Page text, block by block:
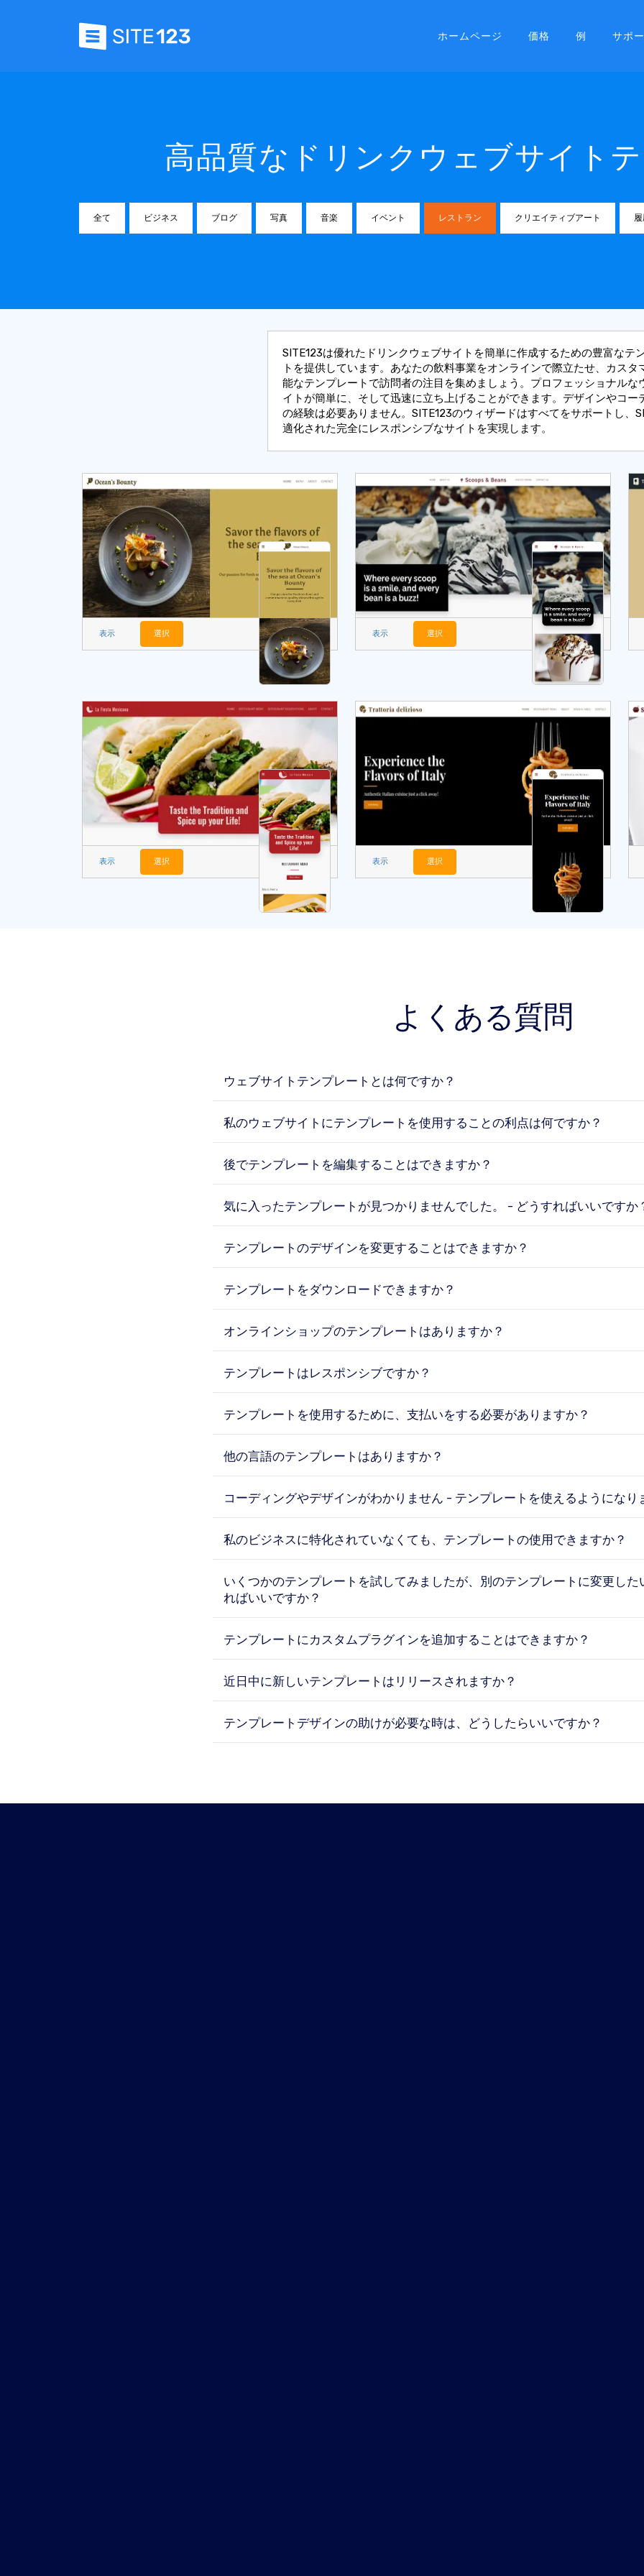
ホームページ 価格 例 サポ
高品質なドリンクウェブサイト
全て ビジネス ブログ 写真 音楽 イベント レストラン クリエイティブアート
SITE123は優れたドリンクウェブサイトを簡単に作成するための豊富なテ
トを提供しています。あなたの飲料事業をオンラインで際立たせ、カスタ
能なテンプレートで訪問者の注目を集めましょう。プロフェッショナルな
イトが簡単に、そして迅速に立ち上げることができます。デザインやコー
の経験は必要ありません。SITE123のウィザードはすべてをサポートし、
適化された完全にレスポンシブなサイトを実現します。
表示 選択 表示 選択
表示 選択 表示 選択
よくある質問
ウェブサイトテンプレートとは何ですか？
私のウェブサイトにテンプレートを使用することの利点は何ですか？
後でテンプレートを編集することはできますか？
気に入ったテンプレートが見つかりませんでした。 - どうすればいいですか
テンプレートのデザインを変更することはできますか？
テンプレートをダウンロードできますか？
オンラインショップのテンプレートはありますか？
テンプレートはレスポンシブですか？
テンプレートを使用するために、支払いをする必要がありますか？
他の言語のテンプレートはありますか？
コーディングやデザインがわかりません - テンプレートを使えるようになり
私のビジネスに特化されていなくても、テンプレートの使用できますか？
いくつかのテンプレートを試してみましたが、別のテンプレートに変更した
ればいいですか？
テンプレートにカスタムプラグインを追加することはできますか？
近日中に新しいテンプレートはリリースされますか？
テンプレートデザインの助けが必要な時は、どうしたらいいですか？